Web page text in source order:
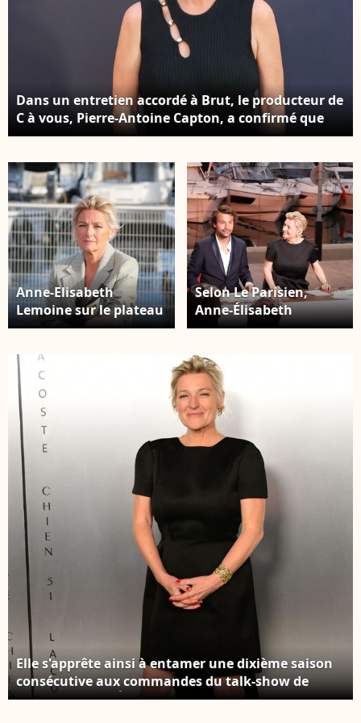
Dans un entretien accordé à Brut, le producteur de
C à vous, Pierre-Antoine Capton, a confirmé que
cette proposition lui avait bien été faite. Anne-
ans de Mediawan à Paris, le 2 juin 2026. © Jack
Tribeca / Bestimage
Anne-Elisabeth
Lemoine sur le plateau
de l'émission "C à
Festival International
du Film de Cannes le 14
mai 2026. © Jack
Tribeca / Bestimage
Selon Le Parisien,
Anne-Élisabeth
Lemoine aurait
son équilibre entre vie
professionnelle et vie
familiale. Bertrand
Chameroy et Anne-
Elisabeth Lemoine sur
le plateau de
l'émission "C à vous"
lors du 78ème Festival
International du Film
de Cannes le 17 mai
2025. © Jack Tribeca /
Bestimage
Elle s'apprête ainsi à entamer une dixième saison
consécutive aux commandes du talk-show de
France 5. Anne-Élisabeth Lemoine au photocall de